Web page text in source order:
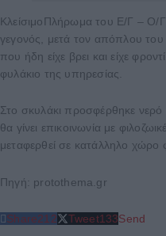
ΚλείσιμοΠλήρωμα του Ε/Γ –
γεγονός, μετά τον απόπλου του
που ήδη είχε βρει και είχε
φυλάκιο της υπηρεσίας.
Στο σκυλάκι προσφέρθηκε νερό
θα γίνει επικοινωνία με
μεταφερθεί σε κατάλληλο χώρο
Πηγή: protothema.gr
Share212 Tweet133Send